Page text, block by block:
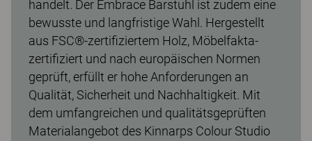
handelt. Der Embrace Barstuhl ist zudem eine
bewusste und langfristige Wahl. Hergestellt
aus FSC®-zertifiziertem Holz, Möbelfakta-
zertifiziert und nach europäischen Normen
geprüft, erfüllt er hohe Anforderungen an
Qualität, Sicherheit und Nachhaltigkeit. Mit
dem umfangreichen und qualitätsgeprüften
Materialangebot des Kinnarps Colour Studio